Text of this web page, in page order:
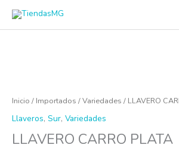
Inicio / Importados /Variedades / LLAVERO
Llaveros, Sur, Variedades
LLAVERO CARRO PLATA
PLATA
cantidad